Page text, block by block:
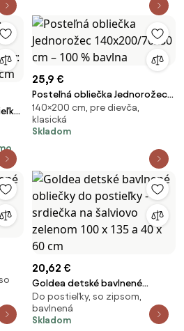
25,9 €
Posteľná obliečka Jednorožec
140x200/70x80 cm – 100 %
bavlna
140×200 cm, pre dievča,
klasická
Skladom
40
20,62 €
Goldea detské bavlnené
obliečky do postieľky - srdiečka
na šalviovo zelenom 100 x 135 a
40 x 60 cm
Do postieľky, so zipsom,
bavlnená
Skladom